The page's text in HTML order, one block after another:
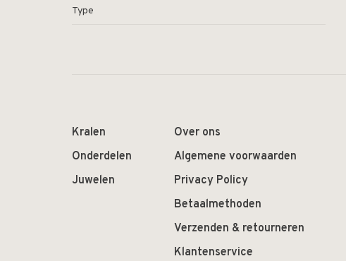
Type
Kralen
Onderdelen
Juwelen
Over ons
Algemene voorwaarden
Privacy Policy
Betaalmethoden
Verzenden & retourneren
Klantenservice